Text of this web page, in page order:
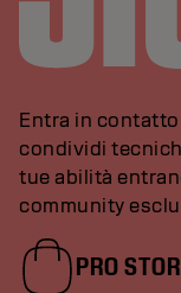
Entra in
condividi
tue abilità
community
PRO